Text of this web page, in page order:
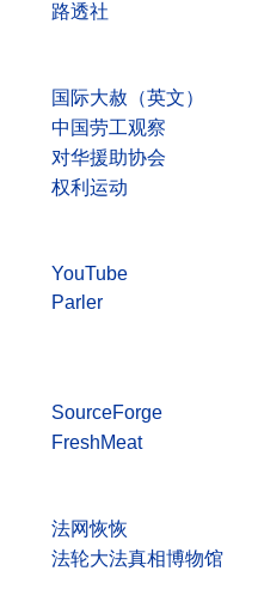
路透社
国际大赦（英文）
中国劳工观察
对华援助协会
权利运动
YouTube
Parler
SourceForge
FreshMeat
法网恢恢
法轮大法真相博物馆